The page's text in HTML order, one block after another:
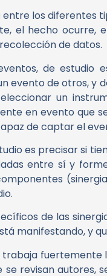
los diferentes
el hecho ocurre,
de datos.
de estudio
evento de otros, y
un
en evento que
de captar el
es precisar si
entre sí y
de las
manifestando, y
revisan